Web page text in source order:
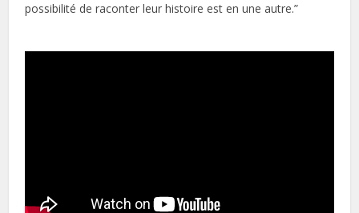
possibilité de raconter leur histoire est en une autre.”